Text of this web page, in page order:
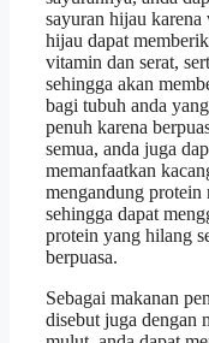
sayuran hijau karena
hijau dapat
vitamin dan serat,
sehingga akan
bagi tubuh anda
penuh karena
semua, anda juga
memanfaatkan
mengandung protein
sehingga dapat
protein yang hilang
berpuasa.
Sebagai makanan
disebut juga dengan